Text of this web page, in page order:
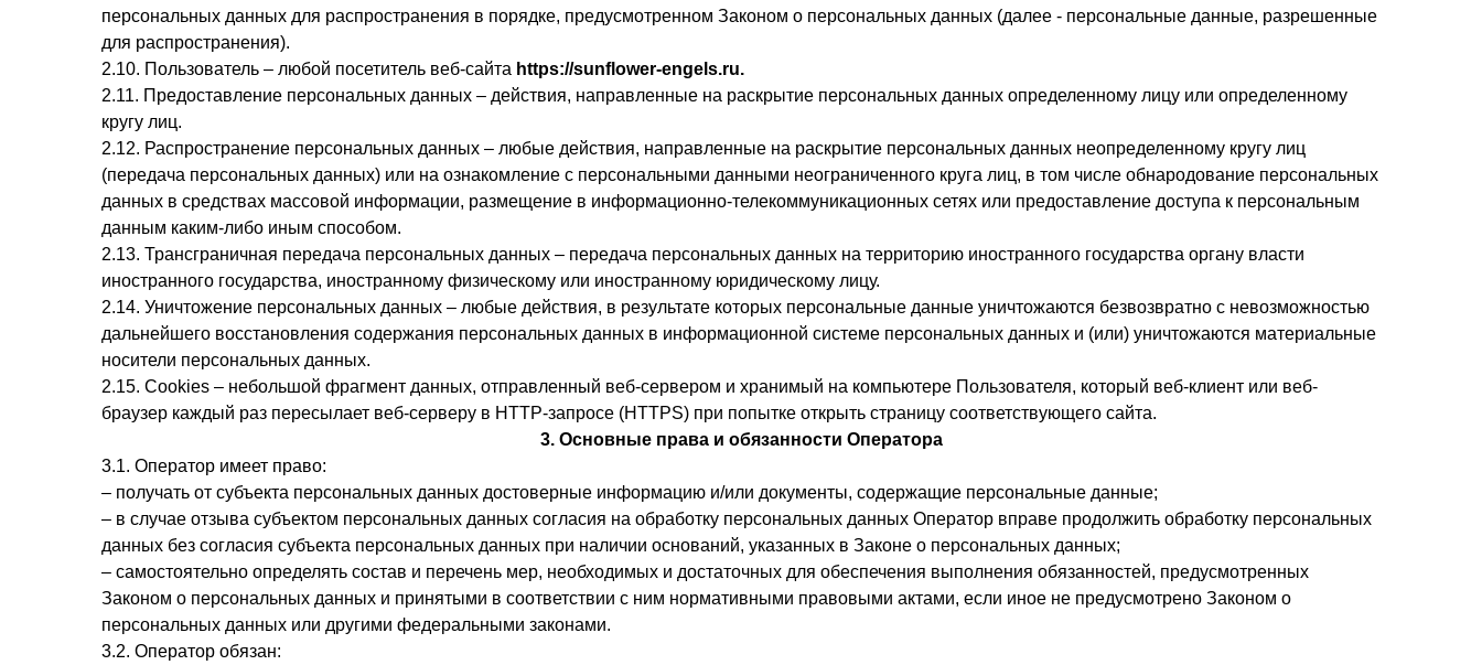
персональных данных для распространения в порядке, предусмотренном Законом о персональных данных (далее - персональные данные, разрешенные
для распространения).
2.10. Пользователь – любой посетитель веб-сайта https://sunflower-engels.ru.
2.11. Предоставление персональных данных – действия, направленные на раскрытие персональных данных определенному лицу или определенному
кругу лиц.
2.12. Распространение персональных данных – любые действия, направленные на раскрытие персональных данных неопределенному кругу лиц
(передача персональных данных) или на ознакомление с персональными данными неограниченного круга лиц, в том числе обнародование персональных
данных в средствах массовой информации, размещение в информационно-телекоммуникационных сетях или предоставление доступа к персональным
данным каким-либо иным способом.
2.13. Трансграничная передача персональных данных – передача персональных данных на территорию иностранного государства органу власти
иностранного государства, иностранному физическому или иностранному юридическому лицу.
2.14. Уничтожение персональных данных – любые действия, в результате которых персональные данные уничтожаются безвозвратно с невозможностью
дальнейшего восстановления содержания персональных данных в информационной системе персональных данных и (или) уничтожаются материальные
носители персональных данных.
2.15. Cookies – небольшой фрагмент данных, отправленный веб-сервером и хранимый на компьютере Пользователя, который веб-клиент или веб-
браузер каждый раз пересылает веб-серверу в HTTP-запросе (HTTPS) при попытке открыть страницу соответствующего сайта.
3. Основные права и обязанности Оператора
3.1. Оператор имеет право:
– получать от субъекта персональных данных достоверные информацию и/или документы, содержащие персональные данные;
– в случае отзыва субъектом персональных данных согласия на обработку персональных данных Оператор вправе продолжить обработку персональных
данных без согласия субъекта персональных данных при наличии оснований, указанных в Законе о персональных данных;
– самостоятельно определять состав и перечень мер, необходимых и достаточных для обеспечения выполнения обязанностей, предусмотренных
Законом о персональных данных и принятыми в соответствии с ним нормативными правовыми актами, если иное не предусмотрено Законом о
персональных данных или другими федеральными законами.
3.2. Оператор обязан: